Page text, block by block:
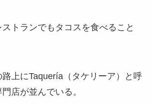
トランでもタコスを食べること
路上にTaquería（タケリーア）と呼
店が並んでいる。